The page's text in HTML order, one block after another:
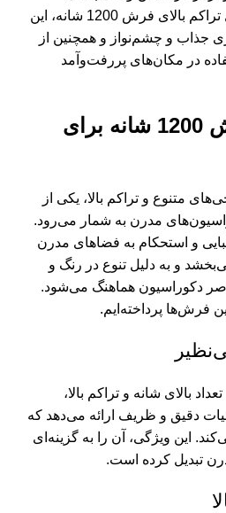
روزمره مقاوم‌اند. به دلیل تراکم بالای فرش 1200 شانه، این
جذاب و چشم‌نواز و همچنین از
در مکان‌های پررفت‌وآمد
مزایای خرید فرش 1200 شانه برای
طراحی‌های متنوع و تراکم بالا، یکی از
مدرن به شمار می‌رود.
و استحکام به فضاهای مدرن
و به دلیل تنوع در رنگ و
دکوراسیون هماهنگ می‌شود.
فرش‌ها پرداخته‌ایم.
تعداد بالای شانه و تراکم بالا،
دقیق و ظریف ارائه می‌دهد که
این ویژگی، آن را به گزینه‌ای
تبدیل کرده است.